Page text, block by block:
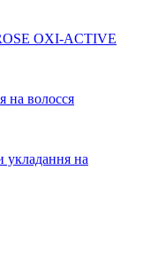
OXI-ACTIVE
на волосся
укладання на